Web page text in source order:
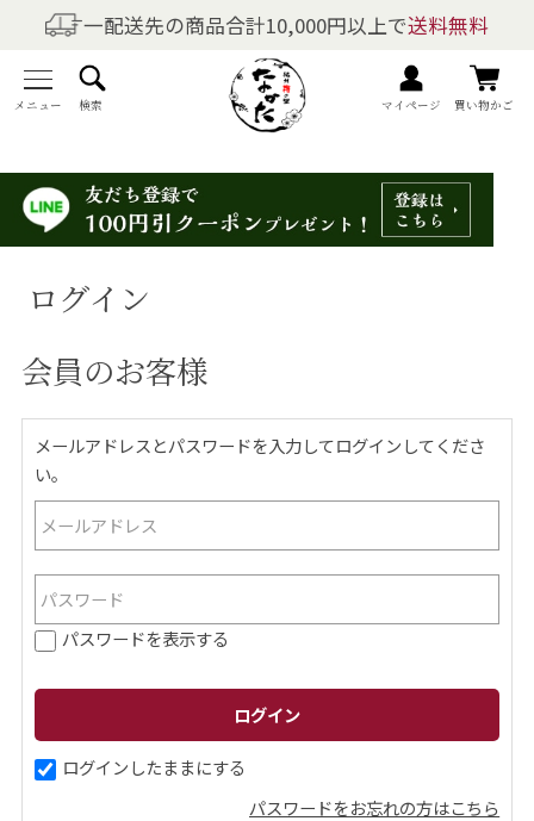
一配送先の商品合計10,000円以上で送料無料
メニュー 検索 マイページ 買い物かご
商品を探す
全商品一覧
梅干しの商品一覧
梅酒の商品一覧
梅製品・その他の商品一覧
メニュー
トップページ
マイページ
ご案内
ギフトサービス
について
ログイン
会員のお客様
メールアドレスとパスワードを入力してログインしてくださ
い。
パスワードを表示する
ログインしたままにする
パスワードをお忘れの方はこちら